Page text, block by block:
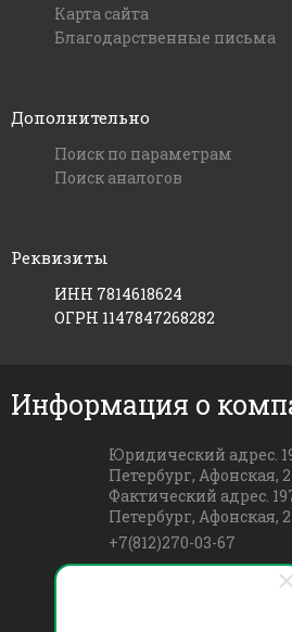
Карта сайта
Благодарственные письма
Дополнительно
Поиск по параметрам
Поиск аналогов
Реквизиты
ИНН 7814618624
ОГРН 1147847268282
Информация о
Юридический адрес.
Петербург, Афонская,
Фактический адрес.
Петербург, Афонская,
+7(812)270-03-67
info@klemmnik.com